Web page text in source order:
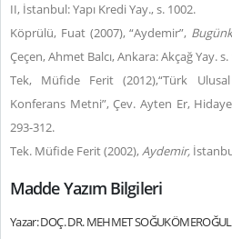
II, İstanbul: Yapı Kredi Yay., s. 1002.
Köprülü, Fuat (2007), “Aydemir”,
Çeçen, Ahmet Balcı,Ankara: Akçağ Yay. s.
Tek, Müfide Ferit (2012),“Türk
Konferans Metni”, Çev. Ayten Er,
293-312.
Tek. Müfide Ferit (2002),Aydemir,
Madde Yazım Bilgileri
Yazar: DOÇ. DR. MEHMET